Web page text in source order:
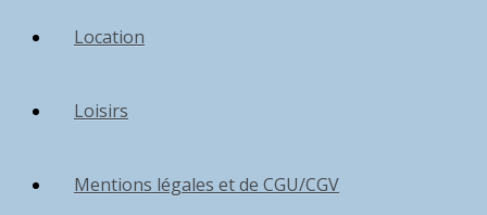
Location
Loisirs
Mentions légales et de CGU/CGV